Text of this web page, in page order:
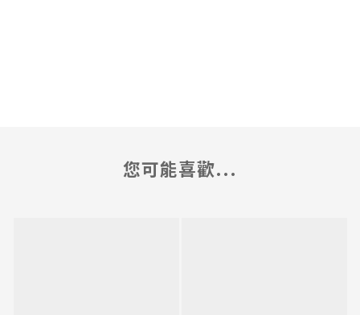
您可能喜歡...